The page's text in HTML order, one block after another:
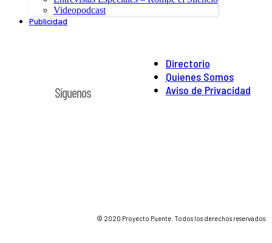
Videopodcast
Publicidad
Directorio
Quienes Somos
Aviso de Privacidad
Síguenos
© 2020 Proyecto Puente. Todos los derechos reservados.